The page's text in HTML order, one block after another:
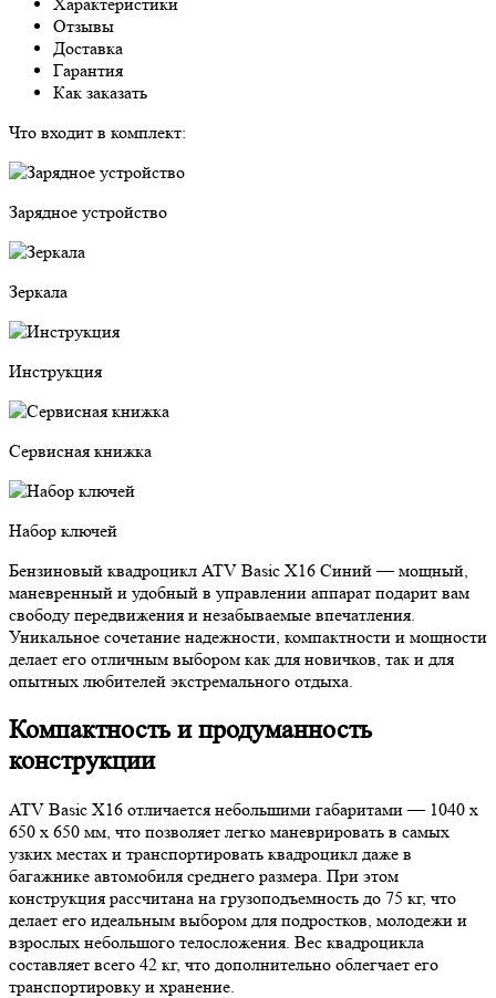
Отзывы
Доставка
Гарантия
Как заказать
Что входит в комплект:
Зарядное устройство
Зеркала
Инструкция
Сервисная книжка
Набор ключей
Бензиновый квадроцикл ATV Basic X16 Синий — мощный,
маневренный и удобный в управлении аппарат подарит вам
свободу передвижения и незабываемые впечатления.
Уникальное сочетание надежности, компактности и мощности
делает его отличным выбором как для новичков, так и для
опытных любителей экстремального отдыха.
Компактность и продуманность
конструкции
ATV Basic X16 отличается небольшими габаритами — 1040 х
650 х 650 мм, что позволяет легко маневрировать в самых
узких местах и транспортировать квадроцикл даже в
багажнике автомобиля среднего размера. При этом
конструкция рассчитана на грузоподъемность до 75 кг, что
делает его идеальным выбором для подростков, молодежи и
взрослых небольшого телосложения. Вес квадроцикла
составляет всего 42 кг, что дополнительно облегчает его
транспортировку и хранение.